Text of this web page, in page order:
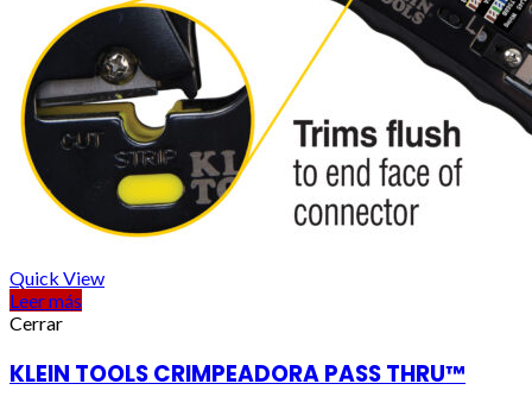
Quick View
Leer más
Cerrar
KLEIN TOOLS CRIMPEADORA PASS THRU™